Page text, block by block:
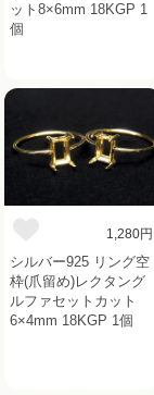
ット8×6mm 18KGP 1
個
1,280円
シルバー925 リング空
枠(爪留め)レクタング
ルファセットカット
6×4mm 18KGP 1個